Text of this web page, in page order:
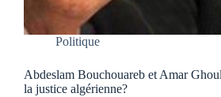
Politique
Abdeslam Bouchouareb et Amar
la justice algérienne?